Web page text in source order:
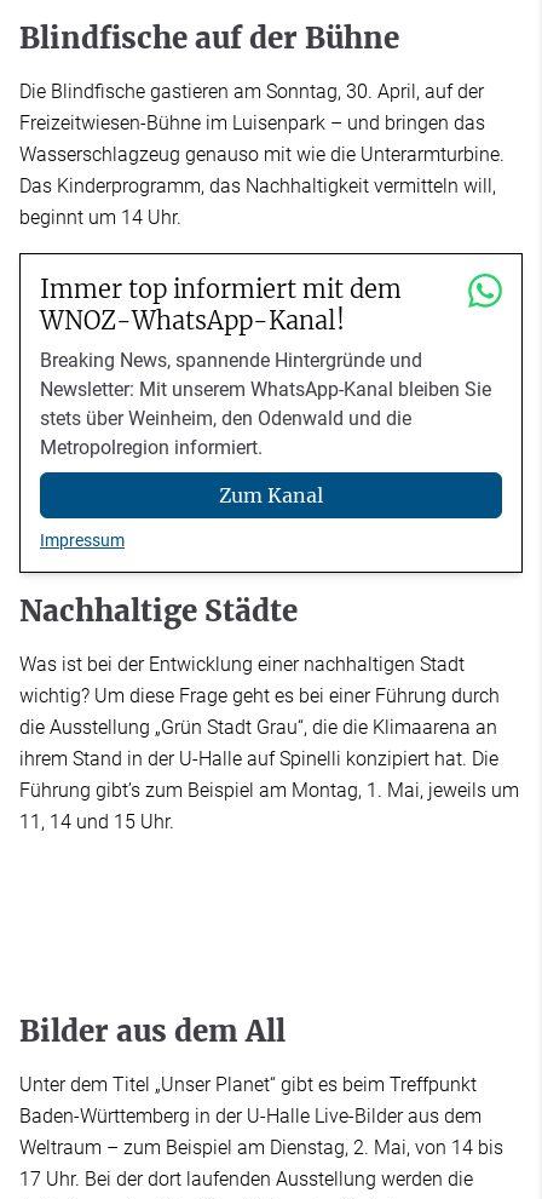
Blindfische auf der Bühne
Die Blindfische gastieren am Sonntag, 30. April, auf der
Freizeitwiesen-Bühne im Luisenpark – und bringen das
Wasserschlagzeug genauso mit wie die Unterarmturbine.
Das Kinderprogramm, das Nachhaltigkeit vermitteln will,
beginnt um 14 Uhr.
Immer top informiert mit dem
WNOZ-WhatsApp-Kanal!
Breaking News, spannende Hintergründe und
Newsletter: Mit unserem WhatsApp-Kanal bleiben Sie
stets über Weinheim, den Odenwald und die
Metropolregion informiert.
Zum Kanal
Impressum
Nachhaltige Städte
Was ist bei der Entwicklung einer nachhaltigen Stadt
wichtig? Um diese Frage geht es bei einer Führung durch
die Ausstellung „Grün Stadt Grau“, die die Klimaarena an
ihrem Stand in der U-Halle auf Spinelli konzipiert hat. Die
Führung gibt’s zum Beispiel am Montag, 1. Mai, jeweils um
11, 14 und 15 Uhr.
Bilder aus dem All
Unter dem Titel „Unser Planet“ gibt es beim Treffpunkt
Baden-Württemberg in der U-Halle Live-Bilder aus dem
Weltraum – zum Beispiel am Dienstag, 2. Mai, von 14 bis
17 Uhr. Bei der dort laufenden Ausstellung werden die